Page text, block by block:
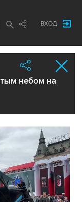
ВХОД
небом на